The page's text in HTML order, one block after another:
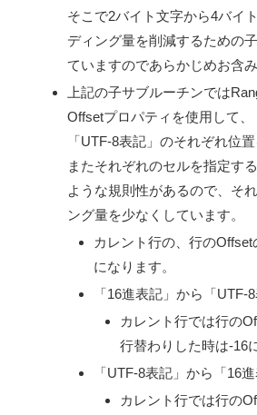
そこで2バイト文字から4バイ
ディング量を削減するための
ていますのであらかじめお含
上記の子サブルーチンでは
Offsetプロパティを使用して、
「UTF-8表記」のそれぞれ位
またそれぞれのセルを指定す
ような規則性があるので、そ
ング量を少なくしています。
カレント行の、行の
になります。
「16進表記」から「UTF-
カレント行では行の
行替わりした時は-16
「UTF-8表記」から「16
カレント行では行の